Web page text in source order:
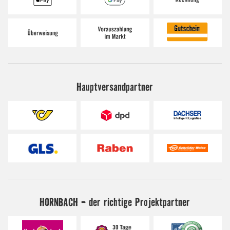
Hauptversandpartner
HORNBACH - der richtige Projektpartner